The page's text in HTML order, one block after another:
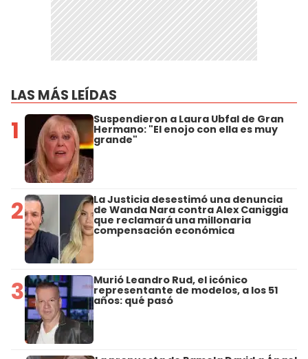
LAS MÁS LEÍDAS
1 Suspendieron a Laura Ubfal de Gran
Hermano: "El enojo con ella es muy
grande"
2 La Justicia desestimó una denuncia
de Wanda Nara contra Alex Caniggia
que reclamará una millonaria
compensación económica
3 Murió Leandro Rud, el icónico
representante de modelos, a los 51
años: qué pasó